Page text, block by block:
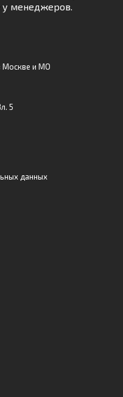
у менеджеров.
Москве и МО
5
данных